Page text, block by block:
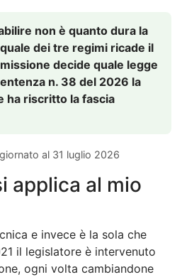
non è quanto dura la
dei tre regimi ricade il
decide quale legge
n. 38 del 2026 la
ha riscritto la fascia
al 31 luglio 2026
applica al mio
e invece è la sola che
il legislatore è intervenuto
ogni volta cambiandone